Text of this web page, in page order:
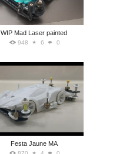
WIP Mad Laser painted
948 6 0
Festa Jaune MA